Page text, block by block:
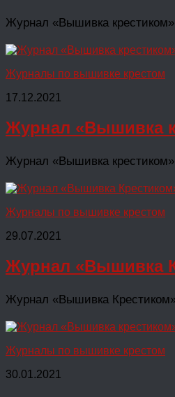
Журнал «Вышивка
Журналы по вышивке крестом
17.12.2021
Журнал «Вышивка
Журнал «Вышивка
Журналы по вышивке крестом
29.07.2021
Журнал «Вышивка
Журнал «Вышивка
Журналы по вышивке крестом
30.01.2021